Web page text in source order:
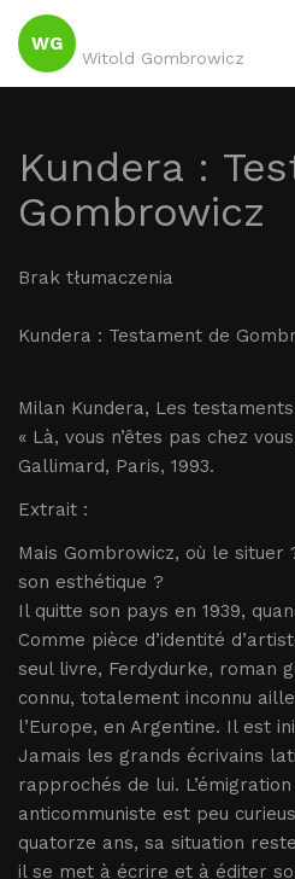
WG
Witold Gombrowicz
Kundera :
Gombrowicz
Brak tłumaczenia
Kundera : Testament de
Milan Kundera, Les
« Là, vous n’êtes pas chez
Gallimard, Paris, 1993.
Extrait :
Mais Gombrowicz, où le
son esthétique ?
Il quitte son pays en 1939,
Comme pièce d’identité
seul livre, Ferdydurke, roman
connu, totalement inconnu
l’Europe, en Argentine. Il est
Jamais les grands écrivains
rapprochés de lui.
anticommuniste est peu
quatorze ans, sa situation
il se met à écrire et à éditer